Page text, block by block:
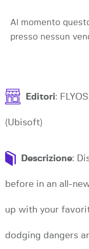
Al momento
presso nessun
Editori:
(Ubisoft)
Descrizione:
before in an all-
up with your
dodging dangers